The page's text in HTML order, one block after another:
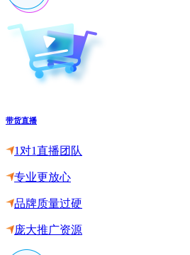
带货直播
1对1直播团队
专业更放心
品牌质量过硬
庞大推广资源